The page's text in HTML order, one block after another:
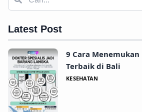
Latest Post
9 Cara
Terbaik di Bali
KESEHATAN